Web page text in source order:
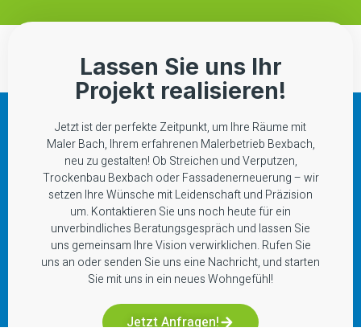
Lassen Sie uns Ihr
Projekt realisieren!
Jetzt ist der perfekte Zeitpunkt, um Ihre Räume mit
Maler Bach, Ihrem erfahrenen Malerbetrieb Bexbach,
neu zu gestalten! Ob Streichen und Verputzen,
Trockenbau Bexbach oder Fassadenerneuerung – wir
setzen Ihre Wünsche mit Leidenschaft und Präzision
um. Kontaktieren Sie uns noch heute für ein
unverbindliches Beratungsgespräch und lassen Sie
uns gemeinsam Ihre Vision verwirklichen. Rufen Sie
uns an oder senden Sie uns eine Nachricht, und starten
Sie mit uns in ein neues Wohngefühl!
Jetzt Anfragen!